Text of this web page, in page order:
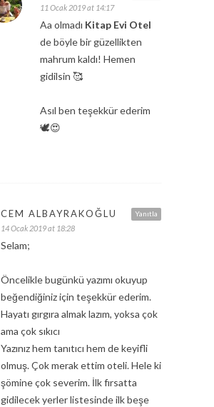
11 Ocak 2019 at 14:17
Aa olmadı Kitap Evi Otel
de böyle bir güzellikten
mahrum kaldı! Hemen
gidilsin 🥰
Asıl ben teşekkür ederim
🕊😍
Yanıtla
CEM ALBAYRAKOĞLU
14 Ocak 2019 at 18:28
Selam;
Öncelikle bugünkü yazımı okuyup
beğendiğiniz için teşekkür ederim.
Hayatı gırgıra almak lazım, yoksa çok
ama çok sıkıcı
Yazınız hem tanıtıcı hem de keyifli
olmuş. Çok merak ettim oteli. Hele ki
şömine çok severim. İlk fırsatta
gidilecek yerler listesinde ilk beşe